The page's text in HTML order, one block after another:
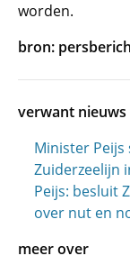
worden.
bron:
verwant nieuws
Minister Peijs
Zuiderzeelijn
Peijs: besluit
over nut en
meer over